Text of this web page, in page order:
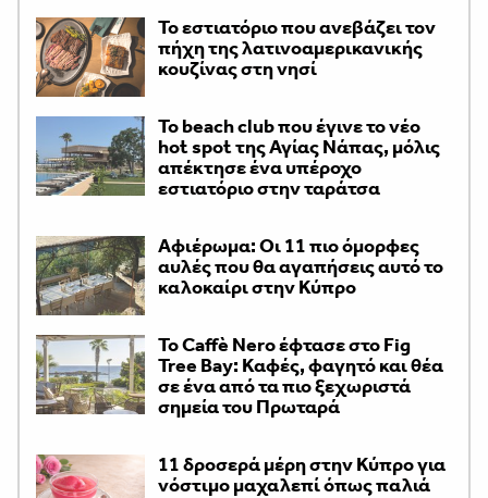
Το εστιατόριο που ανεβάζει τον
πήχη της λατινοαμερικανικής
κουζίνας στη νησί
Το beach club που έγινε το νέο
hot spot της Αγίας Νάπας, μόλις
απέκτησε ένα υπέροχο
εστιατόριο στην ταράτσα
Αφιέρωμα: Οι 11 πιο όμορφες
αυλές που θα αγαπήσεις αυτό το
καλοκαίρι στην Κύπρο
Το Caffè Nero έφτασε στο Fig
Tree Bay: Καφές, φαγητό και θέα
σε ένα από τα πιο ξεχωριστά
σημεία του Πρωταρά
11 δροσερά μέρη στην Κύπρο για
νόστιμο μαχαλεπί όπως παλιά